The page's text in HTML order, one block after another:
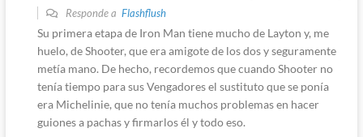
Responde a Flashflush
Su primera etapa de Iron Man tiene mucho de Layton y, me
huelo, de Shooter, que era amigote de los dos y seguramente
metía mano. De hecho, recordemos que cuando Shooter no
tenía tiempo para sus Vengadores el sustituto que se ponía
era Michelinie, que no tenía muchos problemas en hacer
guiones a pachas y firmarlos él y todo eso.